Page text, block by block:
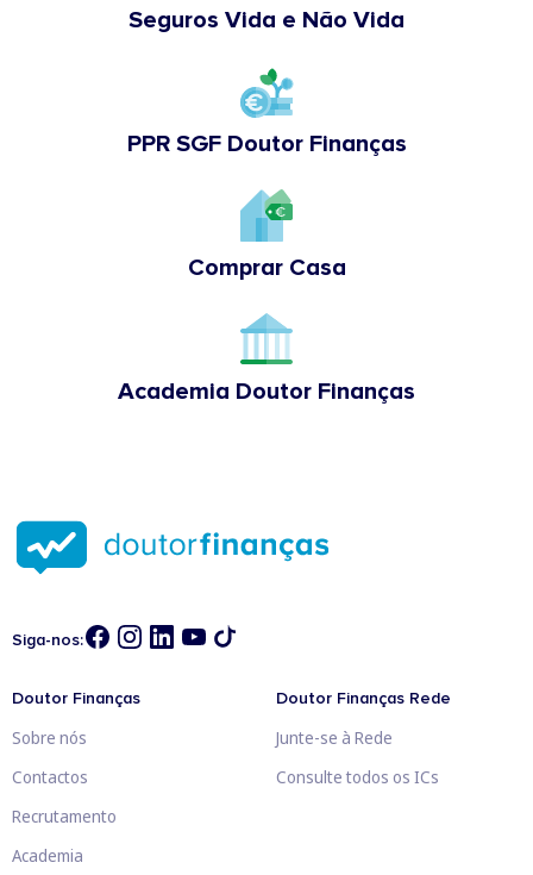
Seguros Vida e Não Vida
PPR SGF Doutor Finanças
Comprar Casa
Academia Doutor Finanças
Siga-nos:
Doutor Finanças
Sobre nós
Contactos
Recrutamento
Academia
Doutor Finanças Rede
Junte-se à Rede
Consulte todos os ICs